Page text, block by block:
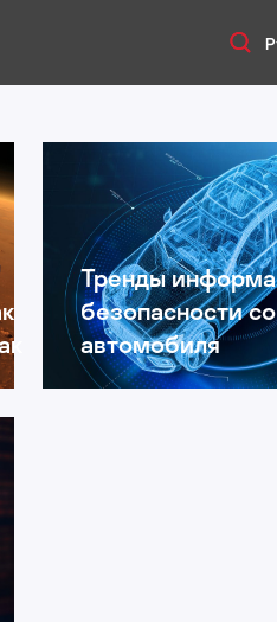
Тренды
безопасности
автомобиля